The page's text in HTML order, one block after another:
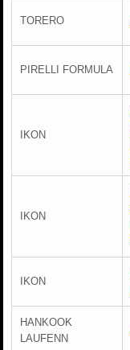
TORERO
PIRELLI FORMULA
IKON
IKON
IKON
HANKOOK
LAUFENN